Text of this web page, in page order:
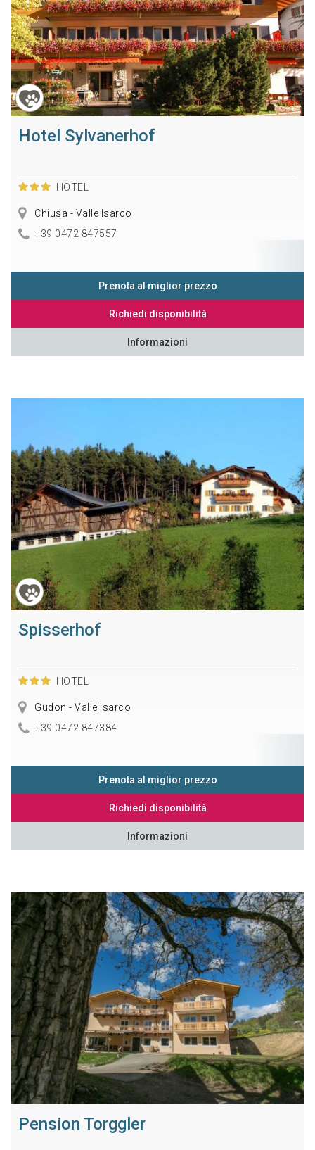
Hotel Sylvanerhof
HOTEL
Chiusa - Valle Isarco
+39 0472 847557
Prenota al miglior prezzo
Richiedi disponibilità
Informazioni
Spisserhof
HOTEL
Gudon - Valle Isarco
+39 0472 847384
Prenota al miglior prezzo
Richiedi disponibilità
Informazioni
Pension Torggler